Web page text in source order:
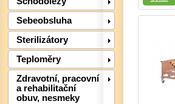
Sebeobsluha
Sterilizátory
Teploměry
Zdravotní, pracovní
a rehabilitační
obuv, nesmeky